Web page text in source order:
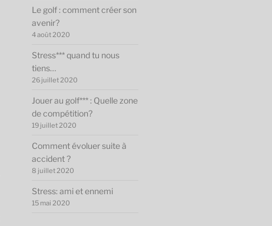
Le golf : comment créer son
avenir?
4 août 2020
Stress*** quand tu nous
tiens…
26 juillet 2020
Jouer au golf*** : Quelle zone
de compétition?
19 juillet 2020
Comment évoluer suite à
accident ?
8 juillet 2020
Stress: ami et ennemi
15 mai 2020